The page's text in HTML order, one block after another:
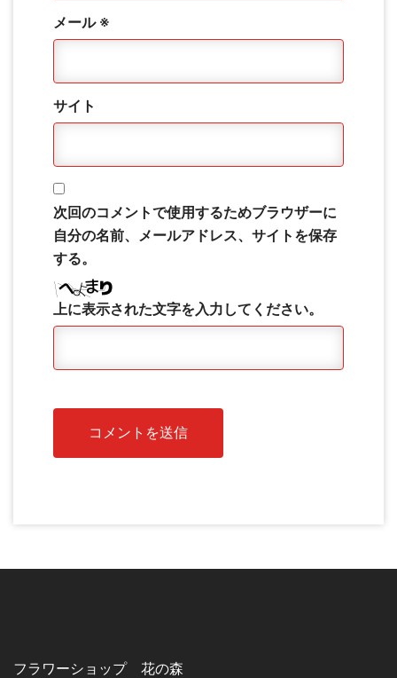
メール ※
サイト
次回のコメントで使用するためブラウザーに
自分の名前、メールアドレス、サイトを保存
する。
上に表示された文字を入力してください。
フラワーショップ 花の森